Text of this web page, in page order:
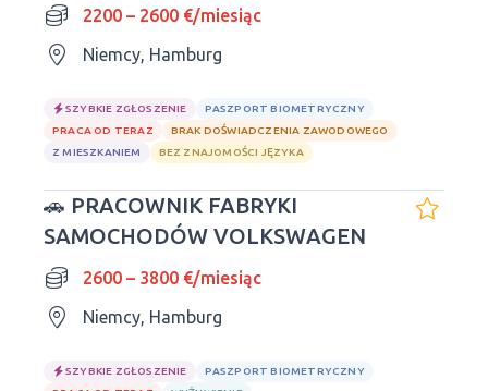
2200 – 2600 €/miesiąc
Niemcy, Hamburg
SZYBKIE ZGŁOSZENIE
PASZPORT BIOMETRYCZNY
PRACA OD TERAZ
BRAK DOŚWIADCZENIA ZAWODOWEGO
Z MIESZKANIEM
BEZ ZNAJOMOŚCI JĘZYKA
🚗 PRACOWNIK FABRYKI
SAMOCHODÓW VOLKSWAGEN
2600 – 3800 €/miesiąc
Niemcy, Hamburg
SZYBKIE ZGŁOSZENIE
PASZPORT BIOMETRYCZNY